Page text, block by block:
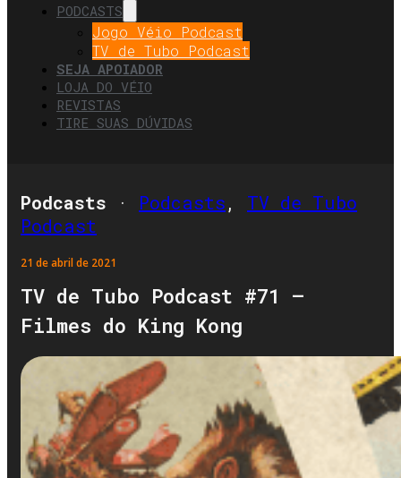
PODCASTS
Jogo Véio Podcast
TV de Tubo Podcast
SEJA APOIADOR
LOJA DO VÉIO
REVISTAS
TIRE SUAS DÚVIDAS
Podcasts · Podcasts, TV de Tubo
Podcast
21 de abril de 2021
TV de Tubo Podcast #71 –
Filmes do King Kong